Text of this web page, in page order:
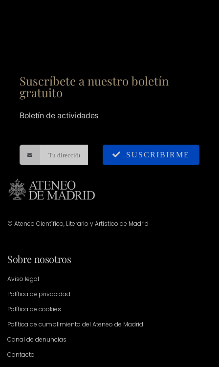
Suscríbete a nuestro boletín
gratuito
Boletín de actividades
SUSCRIBIRME
© Ateneo Científico, Literario y Artístico de Madrid
Sobre nosotros
Aviso legal
Política de privacidad
Política de cookies
Política de cumplimiento del Ateneo de Madrid
Canal de denuncias
Contacto